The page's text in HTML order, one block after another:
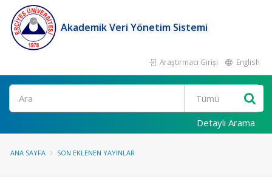
Akademik Veri Yönetim Sistemi
Araştırmacı Girişi English
Ara
Detaylı Arama
ANA SAYFA SON EKLENEN YAYINLAR